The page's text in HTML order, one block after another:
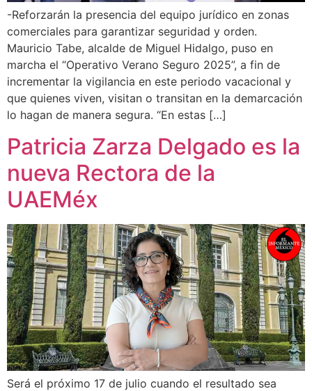
-Reforzarán la presencia del equipo jurídico en zonas
comerciales para garantizar seguridad y orden.
Mauricio Tabe, alcalde de Miguel Hidalgo, puso en
marcha el “Operativo Verano Seguro 2025”, a fin de
incrementar la vigilancia en este periodo vacacional y
que quienes viven, visitan o transitan en la demarcación
lo hagan de manera segura. “En estas […]
Patricia Zarza Delgado es la
nueva Rectora de la
UAEMéx
Será el próximo 17 de julio cuando el resultado sea